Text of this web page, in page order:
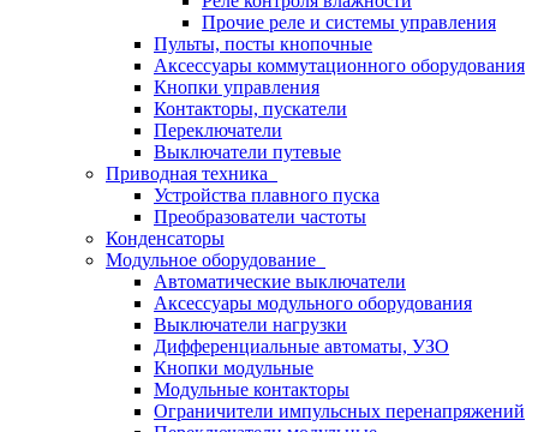
Прочие реле и системы управления
Пульты, посты кнопочные
Аксессуары коммутационного оборудования
Кнопки управления
Контакторы, пускатели
Переключатели
Выключатели путевые
Приводная техника
Устройства плавного пуска
Преобразователи частоты
Конденсаторы
Модульное оборудование
Автоматические выключатели
Аксессуары модульного оборудования
Выключатели нагрузки
Дифференциальные автоматы, УЗО
Кнопки модульные
Модульные контакторы
Ограничители импульсных перенапряжений